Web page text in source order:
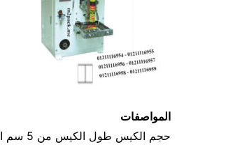
المواصفات